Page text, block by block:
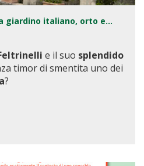
giardino italiano, orto e…
e il suo splendido
timor di smentita uno dei
?